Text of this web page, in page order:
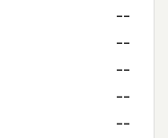
--
--
--
--
--